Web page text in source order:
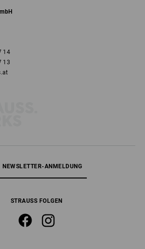
14
13
NEWSLETTER-ANMELDUNG
STRAUSS FOLGEN